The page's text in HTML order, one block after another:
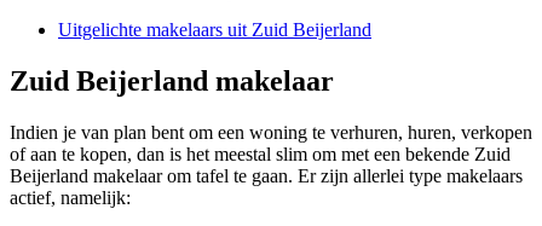
Uitgelichte makelaars uit Zuid Beijerland
Zuid Beijerland makelaar
Indien je van plan bent om een woning te verhuren, huren, verkopen
of aan te kopen, dan is het meestal slim om met een bekende Zuid
Beijerland makelaar om tafel te gaan. Er zijn allerlei type makelaars
actief, namelijk: